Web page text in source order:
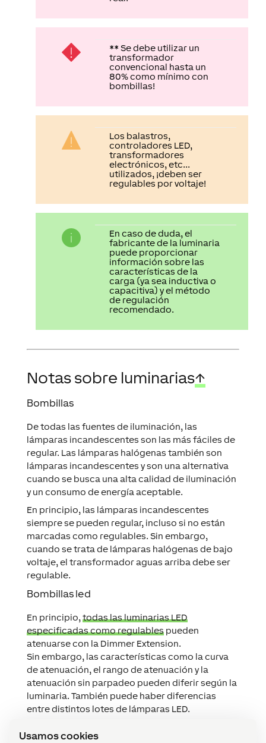
Usamos cookies
Utilizamos cookies para garantizar el funcionamiento fiable
de nuestro sitio web, mejorar su rendimiento y ofrecerte
técnicamente necesarias, mientras que otras nos ayudan a
transformador
convencional hasta un
80% como mínimo con
bombillas!
controladores LED,
transformadores
electrónicos, etc...
utilizados, ¡deben ser
regulables por voltaje!
fabricante de la luminaria
puede proporcionar
información sobre las
características de la
carga (ya sea inductiva o
capacitiva) y el método
de regulación
recomendado.
lámparas incandescentes son las más fáciles de
regular. Las lámparas halógenas también son
lámparas incandescentes y son una alternativa
cuando se busca una alta calidad de iluminación
y un consumo de energía aceptable.
En principio, las lámparas incandescentes
siempre se pueden regular, incluso si no están
marcadas como regulables. Sin embargo,
cuando se trata de lámparas halógenas de bajo
voltaje, el transformador aguas arriba debe ser
regulable.
Bombillas led
especificadas como regulablespueden
atenuarse con la Dimmer Extension.
Sin embargo, las características como la curva
de atenuación, el rango de atenuación y la
atenuación sin parpadeo pueden diferir según la
luminaria. También puede haber diferencias
entre distintos lotes de lámparas LED.
Por todo esto, es recomendable usar luminarias
constante y disponibilidad a largo plazo.